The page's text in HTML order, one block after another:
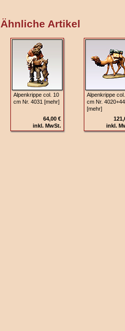
Ähnliche Artikel
Alpenkrippe col. 10
cm Nr. 4031 [mehr]
64,00 €
inkl. MwSt.
Alpenkrippe
cm Nr. 4020+44
[mehr]
inkl.